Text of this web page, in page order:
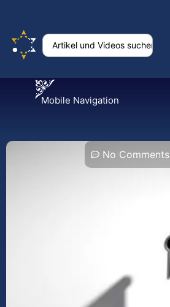
Mobile Navigation
No Comments